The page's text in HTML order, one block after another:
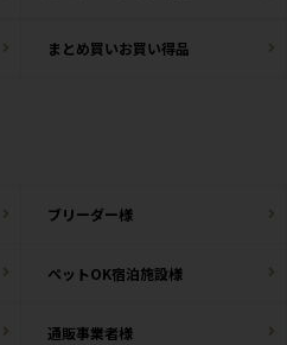
まとめ買いお買い得品
ブリーダー様
ペットOK宿泊施設様
通販事業者様